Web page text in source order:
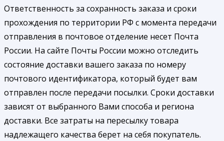
Ответственность за сохранность заказа и сроки
прохождения по территории РФ с момента передачи
отправления в почтовое отделение несет Почта
России. На сайте Почты России можно отследить
состояние доставки вашего заказа по номеру
почтового идентификатора, который будет вам
отправлен после передачи посылки. Сроки доставки
зависят от выбранного Вами способа и региона
доставки. Все затраты на пересылку товара
надлежащего качества берет на себя покупатель.